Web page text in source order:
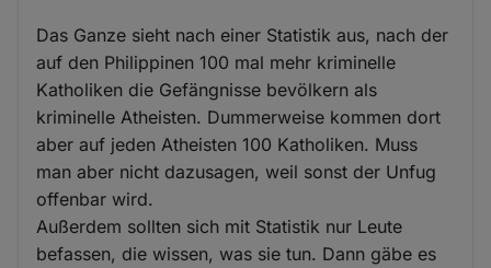
Das Ganze sieht nach einer Statistik aus, nach der
auf den Philippinen 100 mal mehr kriminelle
Katholiken die Gefängnisse bevölkern als
kriminelle Atheisten. Dummerweise kommen dort
aber auf jeden Atheisten 100 Katholiken. Muss
man aber nicht dazusagen, weil sonst der Unfug
offenbar wird.
Außerdem sollten sich mit Statistik nur Leute
befassen, die wissen, was sie tun. Dann gäbe es